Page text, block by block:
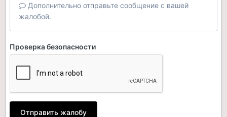
Дополнительно отправьте сообщение с вашей
жалобой.
Проверка безопасности
Отправить жалобу